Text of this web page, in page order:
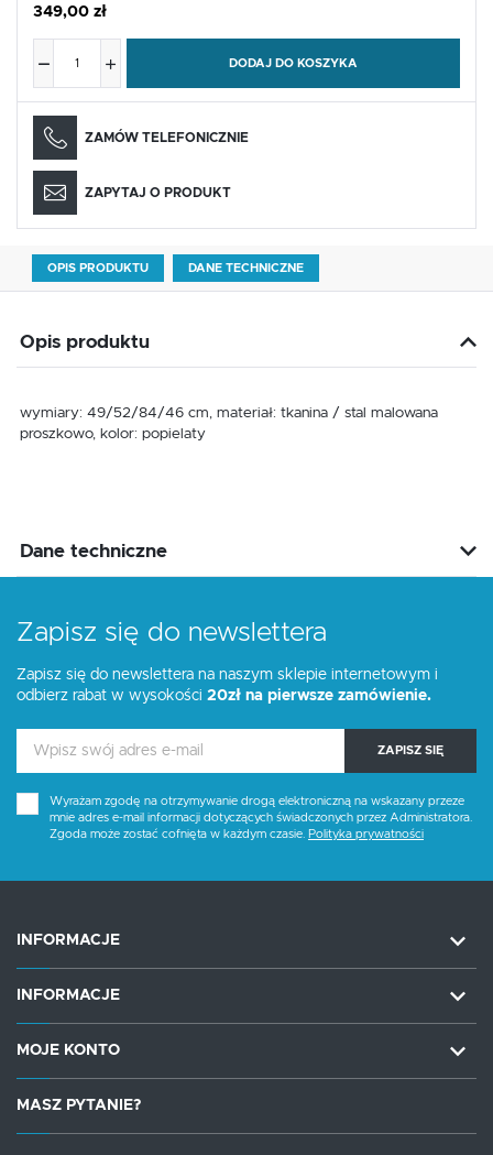
349,00 zł
DODAJ DO KOSZYKA
ZAMÓW TELEFONICZNIE
ZAPYTAJ O PRODUKT
OPIS PRODUKTU DANE TECHNICZNE
Opis produktu
wymiary: 49/52/84/46 cm, materiał: tkanina / stal malowana
proszkowo, kolor: popielaty
Dane techniczne
Zapisz się do newslettera
Zapisz się do newslettera na naszym sklepie internetowym i
odbierz rabat w wysokości 20zł na pierwsze zamówienie.
ZAPISZ SIĘ
Wyrażam zgodę na otrzymywanie drogą elektroniczną na wskazany przeze
mnie adres e-mail informacji dotyczących świadczonych przez Administratora.
Zgoda może zostać cofnięta w każdym czasie. Polityka prywatności
INFORMACJE
INFORMACJE
MOJE KONTO
MASZ PYTANIE?